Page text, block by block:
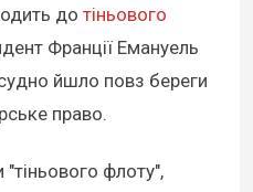
до тіньового
Франції Емануель
йшло повз береги
право.
"тіньового флоту",